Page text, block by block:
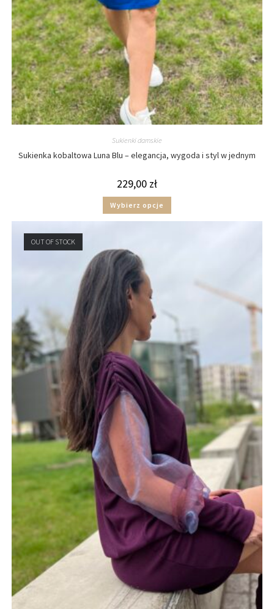
Sukienki damskie
Sukienka kobaltowa Luna Blu – elegancja, wygoda i styl w jednym
229,00 zł
Wybierz opcje
OUT OF STOCK